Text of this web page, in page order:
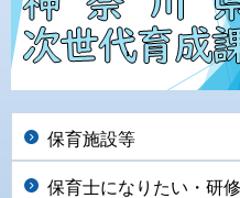
保育施設等
保育士になりたい・研